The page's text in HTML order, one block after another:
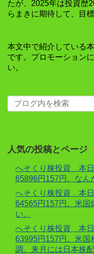
たが、2025年は投資歴
らまきに期待して、目
本文中で紹介している
です。プロモーション
い。
人気の投稿とページ
へそくり株投資 本日
65896円157円。なん
へそくり株投資 本日
64565円157円。米国
い。
へそくり株投資 本日
63995円157円。米国
調。来月には日本株